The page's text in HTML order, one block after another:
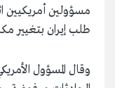
مسؤولين أمريكيين
طلب إيران بتغيير
وقال المسؤول